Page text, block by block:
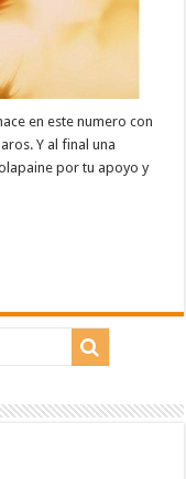
en este numero con
Y al final una
por tu apoyo y